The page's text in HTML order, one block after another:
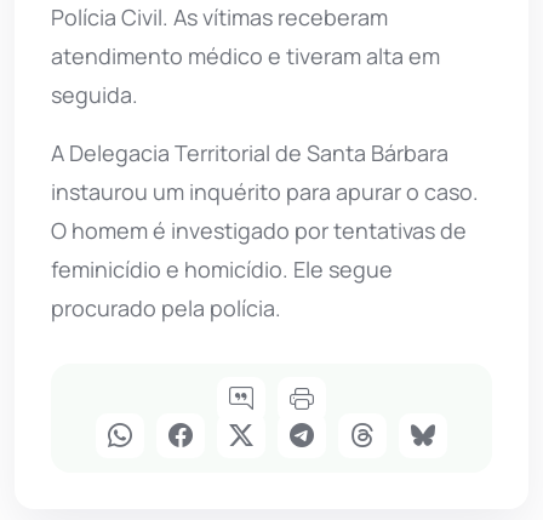
Polícia Civil. As vítimas receberam
atendimento médico e tiveram alta em
seguida.
A Delegacia Territorial de Santa Bárbara
instaurou um inquérito para apurar o caso.
O homem é investigado por tentativas de
feminicídio e homicídio. Ele segue
procurado pela polícia.